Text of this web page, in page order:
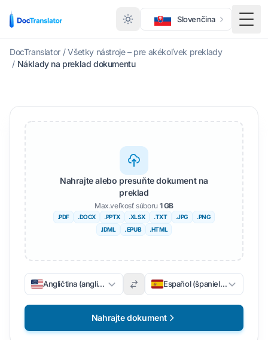
Slovenčina
DocTranslator / Všetky nástroje – pre akékoľvek preklady
/ Náklady na preklad dokumentu
Nahrajte alebo presuňte dokument na
preklad
Max.veľkosť súboru 1 GB
.PDF .DOCX .PPTX .XLSX .TXT .JPG
.PNG
.IDML
. EPUB .HTML
Angličtina (angličtina) Español (španielsky)
Nahrajte dokument